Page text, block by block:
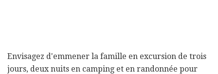
Envisagez d'emmener la famille en excursion de trois
jours, deux nuits en camping et en randonnée pour